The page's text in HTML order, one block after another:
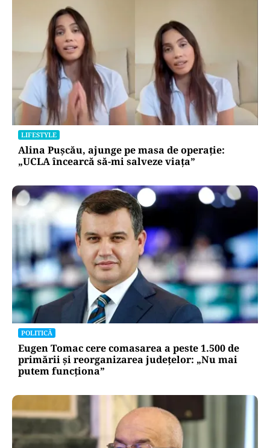
LIFESTYLE
Alina Pușcău, ajunge pe masa de operație:
„UCLA încearcă să-mi salveze viața”
POLITICĂ
Eugen Tomac cere comasarea a peste 1.500 de
primării și reorganizarea județelor: „Nu mai
putem funcționa”